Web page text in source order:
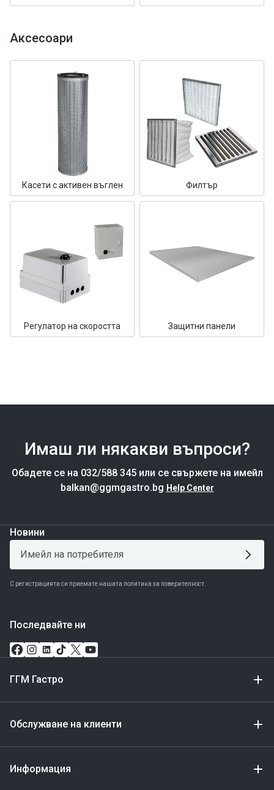
Аксесоари
Касети с активен въглен Филтър
Регулатор на скоростта Защитни панели
Имаш ли някакви въпроси?
Обадете се на 032/588 345 или се свържете на имейл
balkan@ggmgastro.bg Help Center
Новини
С регистрацията си приемате нашата политика за поверителност.
Последвайте ни
ГГМ Гастро
Обслужване на клиенти
Информация